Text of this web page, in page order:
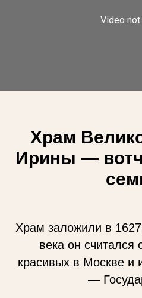
Храм
Ирины —
Храм заложили в
века он
красивых в Москве и
—